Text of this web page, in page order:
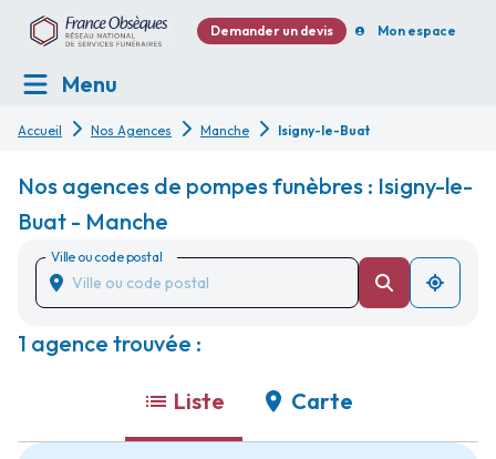
Demander un devis Mon espace
Menu
Accueil Nos Agences Manche Isigny-le-Buat
Nos agences de pompes funèbres : Isigny-le-
Buat - Manche
Ville ou code postal
1 agence trouvée :
Liste Carte